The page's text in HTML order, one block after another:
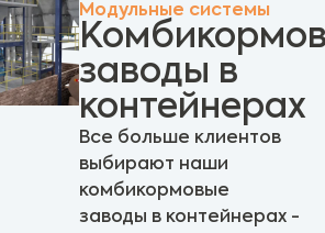
Модульные системы
заводы в
контейнерах
Все больше клиентов
выбирают наши
комбикормовые
заводы в контейнерах -